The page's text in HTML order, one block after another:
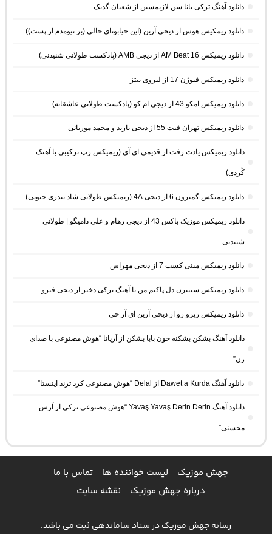
دانلود آهنگ ترکی بانا سن لازیمسین از شعبان گدیک
دانلود ریمکیس هوس از دیجی آرین (این خیابونای خالی (بر نیومدم از پست))
دانلود ریمیکس AM Beat 16 از دیجی AMB (پادکست طولانی شنیدنی)
دانلود ریمیکس فیوژن 17 از لیروی بیتز
دانلود ریمیکس امکو 43 از دیجی ام کو (پادکست طولانی عاشقانه)
دانلود ریمیکس تهران فیت 55 از دیجی باربد و محمد موریانی
دانلود ریمیکس یادت رفت از قدیمی ای آی (ریمیکس رپ ترکیبی با آهنک
کُردی)
دانلود ریمیکس گمبرون 6 از دیجی 4A (ریمیکس طولانی شاد بندری جنوبی)
دانلود ریمیکس موزیک باکس 43 از دیجی رهام و علی دامیگو | طولانی
شنیدنی
دانلود ریمیکس مینی کست 7 از دیجی مهراس
دانلود ریمیکس سیتیزن دل پاکتم من با آهنگ ترکی دختر از دیجی فنزو
دانلود ریمیکس زیرو رو از دیجی آرین ای آر جی
دانلود آهنگ بشکن بشکنه جون بابا بشکن از آریانا “هوش مصنوعی با صدای
زن”
دانلود آهنگ Dawet a Kurda از Delal “هوش مصنوعی کرد ترند اینستا”
دانلود آهنگ Yavaş Yavaş Derin Derin “هوش مصنوعی ترکی از آرش
محسنی”
جهش موزیک لیست خواننده ها
تماس با ما
درباره جهش موزیک
نقشه سایت
رسانه جهش موزیک در ستاد ساماندهی ثبت می باشد.